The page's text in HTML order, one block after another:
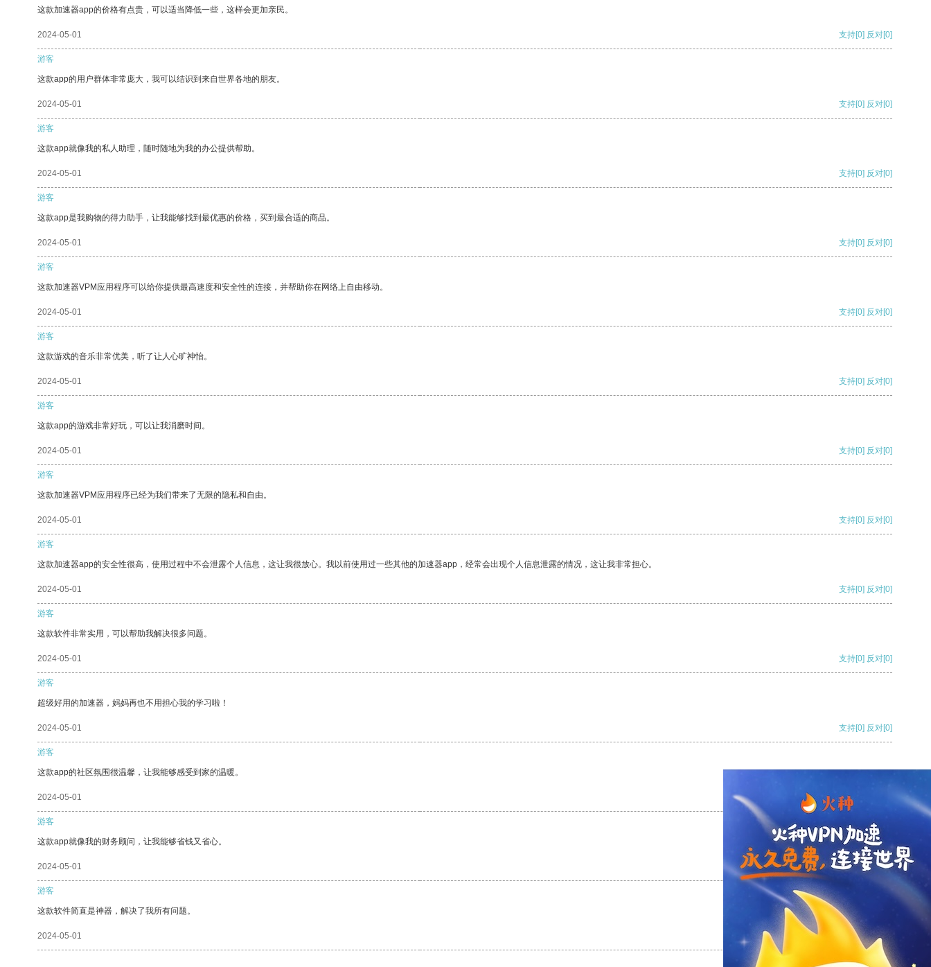
这款加速器app的价格有点贵，可以适当降低一些，这样会更加亲民。
2024-05-01 支持[0] 反对[0]
游客
这款app的用户群体非常庞大，我可以结识到来自世界各地的朋友。
2024-05-01 支持[0] 反对[0]
游客
这款app就像我的私人助理，随时随地为我的办公提供帮助。
2024-05-01 支持[0] 反对[0]
游客
这款app是我购物的得力助手，让我能够找到最优惠的价格，买到最合适的商品。
2024-05-01 支持[0] 反对[0]
游客
这款加速器VPM应用程序可以给你提供最高速度和安全性的连接，并帮助你在网络上自由移动。
2024-05-01 支持[0] 反对[0]
游客
这款游戏的音乐非常优美，听了让人心旷神怡。
2024-05-01 支持[0] 反对[0]
游客
这款app的游戏非常好玩，可以让我消磨时间。
2024-05-01 支持[0] 反对[0]
游客
这款加速器VPM应用程序已经为我们带来了无限的隐私和自由。
2024-05-01 支持[0] 反对[0]
游客
这款加速器app的安全性很高，使用过程中不会泄露个人信息，这让我很放心。我以前使用过一些其他的加速器app，经常会出现个人信息泄露的情况，这让我非常担心。
2024-05-01 支持[0] 反对[0]
游客
这款软件非常实用，可以帮助我解决很多问题。
2024-05-01 支持[0] 反对[0]
游客
超级好用的加速器，妈妈再也不用担心我的学习啦！
2024-05-01 支持[0] 反对[0]
游客
这款app的社区氛围很温馨，让我能够感受到家的温暖。
2024-05-01 支持
游客
这款app就像我的财务顾问，让我能够省钱又省心。
2024-05-01 支持[0] 反对[0]
游客
这款软件简直是神器，解决了我所有问题。
2024-05-01 支持[0] 反对[0]